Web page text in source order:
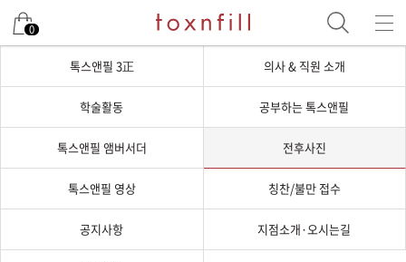
0
톡스앤필 3正 의사 & 직원 소개
학술활동 공부하는 톡스앤필
톡스앤필 앰버서더 전후사진
톡스앤필 영상 칭찬/불만 접수
공지사항 지점소개·오시는길